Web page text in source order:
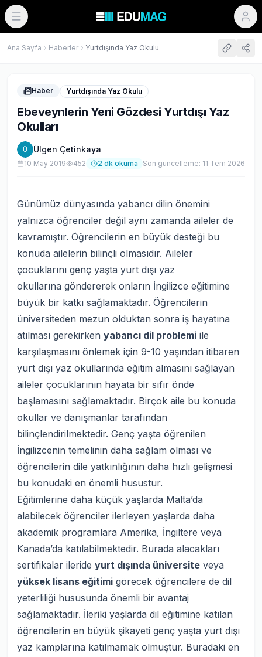
Ana Sayfa Haberler Yurtdışında Yaz Okulu
Haber Yurtdışında Yaz Okulu
Ebeveynlerin Yeni Gözdesi Yurtdışı Yaz
Okulları
Ü Ülgen Çetinkaya
10 May 2019 452 2 dk okuma Son güncelleme: 11 Tem 2026
Günümüz dünyasında yabancı dilin önemini
yalnızca öğrenciler değil aynı zamanda aileler de
kavramıştır. Öğrencilerin en büyük desteği bu
konuda ailelerin bilinçli olmasıdır. Aileler
çocuklarını genç yaşta yurt dışı yaz
okullarına göndererek onların İngilizce eğitimine
büyük bir katkı sağlamaktadır. Öğrencilerin
üniversiteden mezun olduktan sonra iş hayatına
atılması gerekirken yabancı dil problemi ile
karşılaşmasını önlemek için 9-10 yaşından itibaren
yurt dışı yaz okullarında eğitim almasını sağlayan
aileler çocuklarının hayata bir sıfır önde
başlamasını sağlamaktadır. Birçok aile bu konuda
okullar ve danışmanlar tarafından
bilinçlendirilmektedir. Genç yaşta öğrenilen
İngilizcenin temelinin daha sağlam olması ve
öğrencilerin dile yatkınlığının daha hızlı gelişmesi
bu konudaki en önemli husustur.
Eğitimlerine daha küçük yaşlarda Malta’da
alabilecek öğrenciler ilerleyen yaşlarda daha
akademik programlara Amerika, İngiltere veya
Kanada’da katılabilmektedir. Burada alacakları
sertifikalar ileride yurt dışında üniversite veya
yüksek lisans eğitimi görecek öğrencilere de dil
yeterliliği hususunda önemli bir avantaj
sağlamaktadır. İleriki yaşlarda dil eğitimine katılan
öğrencilerin en büyük şikayeti genç yaşta yurt dışı
yaz kamplarına katılmamak olmuştur. Buradaki en